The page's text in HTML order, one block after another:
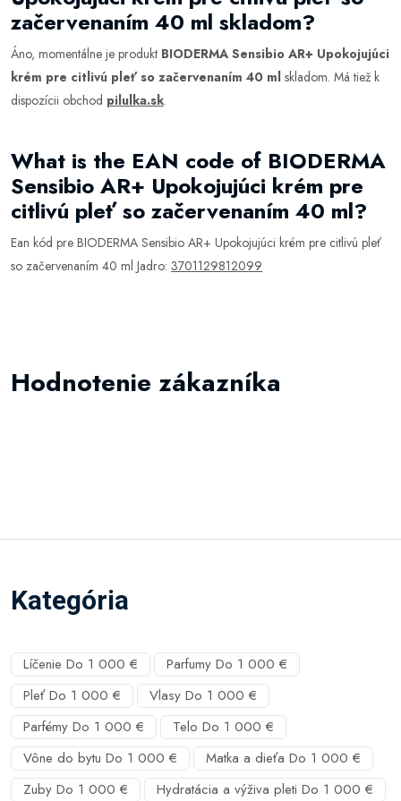
začervenaním 40 ml skladom?
Áno, momentálne je produkt BIODERMA Sensibio AR+ Upokojujúci
krém pre citlivú pleť so začervenaním 40 ml skladom. Má tiež k
dispozícii obchod pilulka.sk.
What is the EAN code of BIODERMA
Sensibio AR+ Upokojujúci krém pre
citlivú pleť so začervenaním 40 ml?
Ean kód pre BIODERMA Sensibio AR+ Upokojujúci krém pre citlivú pleť
so začervenaním 40 ml Jadro: 3701129812099
Hodnotenie zákazníka
Kategória
Líčenie Do 1 000 €
Parfumy Do 1 000 €
Pleť Do 1 000 €
Vlasy Do 1 000 €
Parfémy Do 1 000 €
Telo Do 1 000 €
Vône do bytu Do 1 000 €
Matka a dieťa Do 1 000 €
Zuby Do 1 000 €
Hydratácia a výživa pleti Do 1 000 €